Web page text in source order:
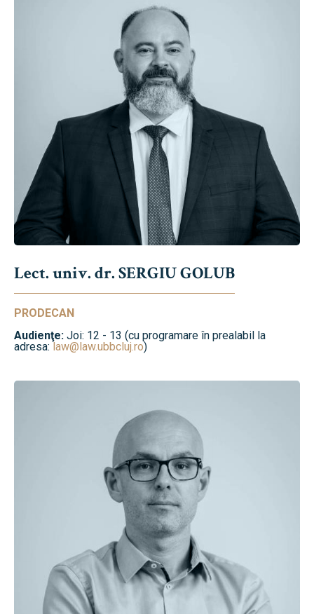
Lect. univ. dr. SERGIU GOLUB
PRODECAN
Audienţe: Joi: 12 - 13 (cu programare în prealabil la
adresa:law@law.ubbcluj.ro)